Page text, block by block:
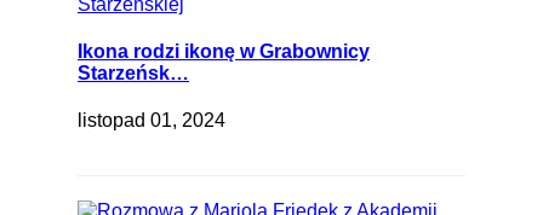
Ikona rodzi ikonę w Grabownicy
Starzeńsk…
listopad 01, 2024